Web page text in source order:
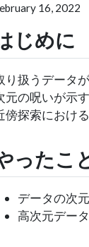
16, 2022
じめに
り扱うデータ
元の呪いが示
傍探索におけ
ったこ
データの次
高次元デー